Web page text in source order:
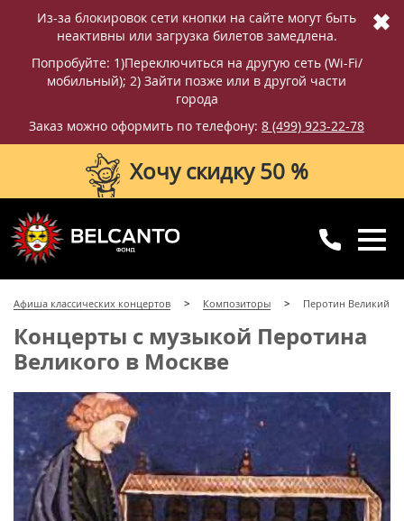
Из-за блокировок сети кнопки на сайте могут быть
неактивны или загрузка билетов замедлена.
Попробуйте: 1)Переключиться на другую сеть (Wi-Fi/
мобильный); 2) Зайти позже или в другой части
города
Заказ можно оформить по телефону: 8 (499) 923-22-78
✖
Хочу скидку 50 %
8 (499) 923-22-78
8 (800) 770-09-71
для регионов
Афиша классических концертов Композиторы Перотин Великий
Концерты с музыкой Перотина
Великого в Москве